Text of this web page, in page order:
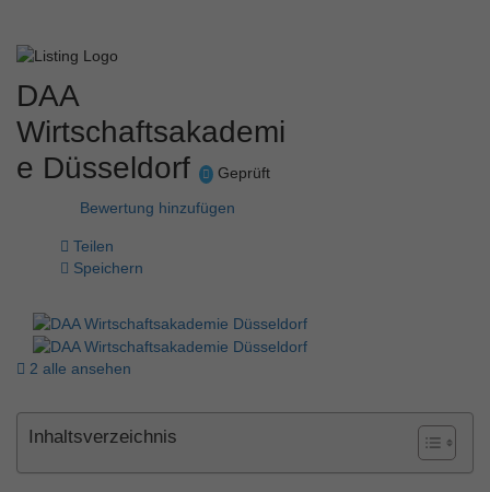
DAA
Wirtschaftsakademi
e Düsseldorf
Geprüft
Bewertung hinzufügen
Teilen
Speichern
2 alle ansehen
Inhaltsverzeichnis